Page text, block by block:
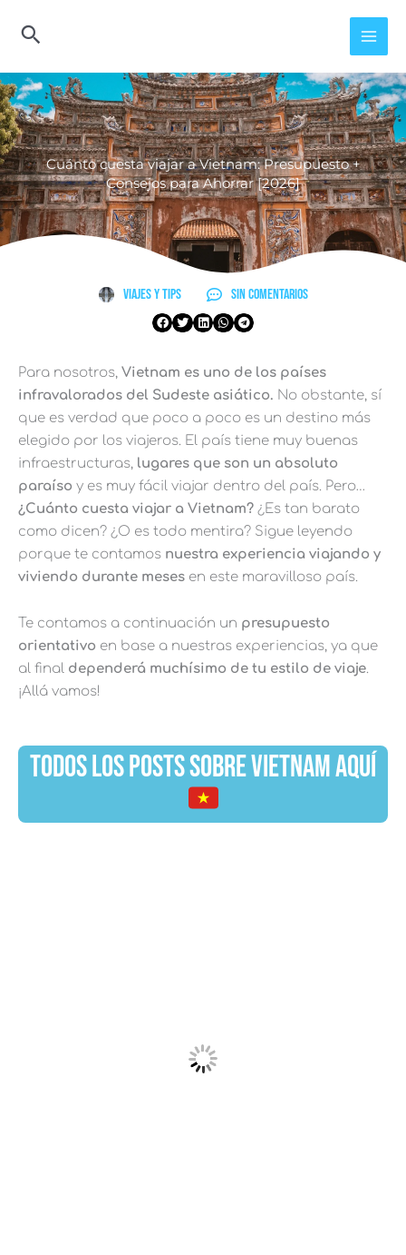
Cuánto cuesta viajar a Vietnam: Presupuesto +
Consejos para Ahorrar [2026]
Viajes y Tips Sin comentarios
Para nosotros, Vietnam es uno de los países
infravalorados del Sudeste asiático. No obstante, sí
que es verdad que poco a poco es un destino más
elegido por los viajeros. El país tiene muy buenas
infraestructuras, lugares que son un absoluto
paraíso y es muy fácil viajar dentro del país. Pero…
¿Cuánto cuesta viajar a Vietnam? ¿Es tan barato
como dicen? ¿O es todo mentira? Sigue leyendo
porque te contamos nuestra experiencia viajando y
viviendo durante meses en este maravilloso país.
Te contamos a continuación un presupuesto
orientativo en base a nuestras experiencias, ya que
al final dependerá muchísimo de tu estilo de viaje.
¡Allá vamos!
TODOS LOS POSTS SOBRE VIETNAM AQUÍ